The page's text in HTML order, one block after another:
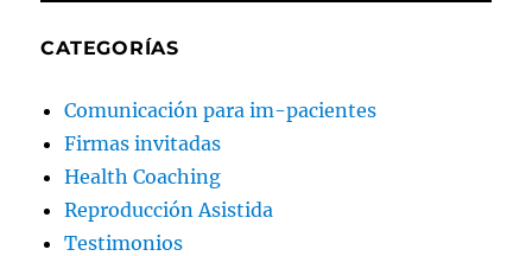
CATEGORÍAS
Comunicación para im-pacientes
Firmas invitadas
Health Coaching
Reproducción Asistida
Testimonios